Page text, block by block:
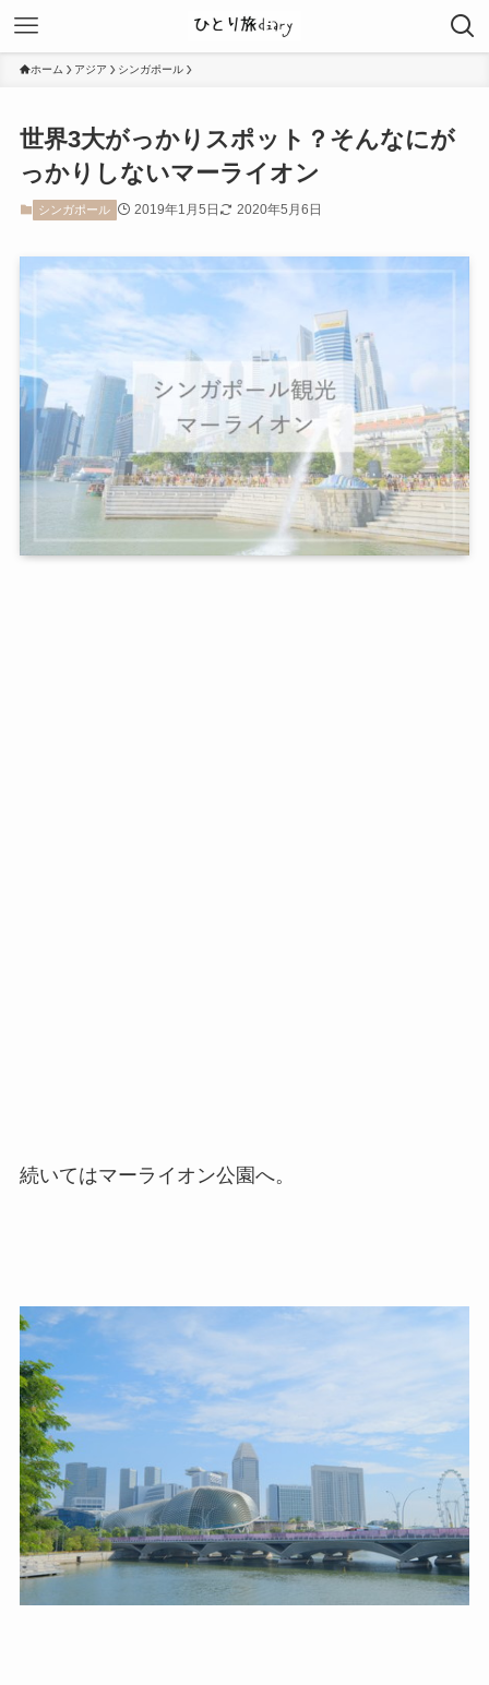
ホーム アジア シンガポール
世界3大がっかりスポット？そんなにが
っかりしないマーライオン
シンガポール 2019年1月5日 2020年5月6日
続いてはマーライオン公園へ。